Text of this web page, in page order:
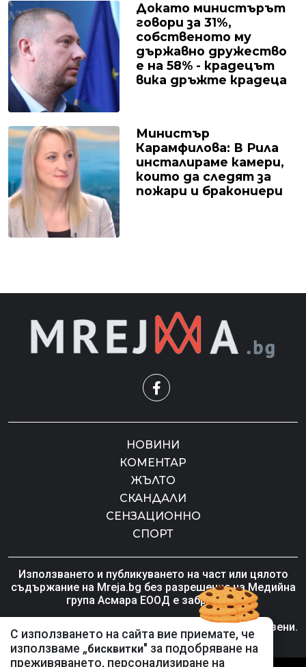
Докато министърът
говори за 31%,
собственото му
държавно дружество
е на 58% - крадецът
вика дръжте крадеца
Министър
Карамфилова: В Рила
инсталираме камери,
които да следят за
пожари и бракониери
С използването на сайта вие приемате, че
използваме „бисквитки" за подобряване на
преживяването, персонализиране на
НОВИНИ
КОМЕНТАР
ЖЪЛТО
СКАНДАЛИ
СЕНЗАЦИОННО
СПОРТ
Използването и публикуването на част или цялото
съдържание на Mreja.bg без разрешение на Медийна
група Асмара ЕООД е забранено.
© 2010 - 2026 | Mreja.bg. Всички права запазени.